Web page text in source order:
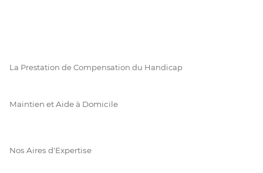
La Prestation de Compensation du Handicap
Maintien et Aide à Domicile
Nos Aires d'Expertise